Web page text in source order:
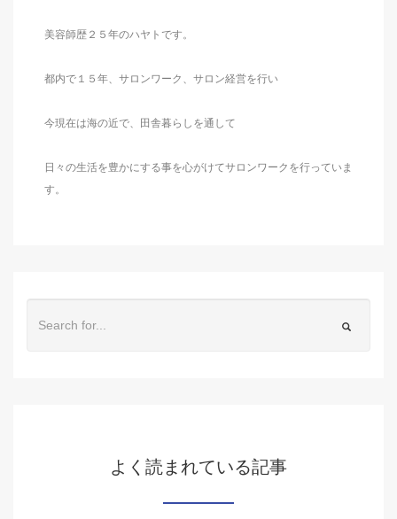
美容師歴２５年のハヤトです。
都内で１５年、サロンワーク、サロン経営を行い
今現在は海の近で、田舎暮らしを通して
日々の生活を豊かにする事を心がけてサロンワークを行っていま
す。
よく読まれている記事